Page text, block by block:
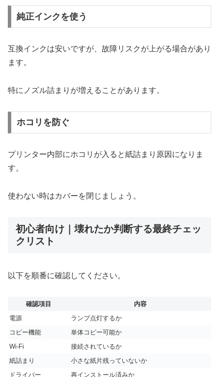
純正インクを使う
互換インクは安いですが、故障リスクが上がる場合があり
ます。
特にノズル詰まりが増えることがあります。
ホコリを防ぐ
プリンター内部にホコリが入ると紙詰まり原因になりま
す。
使わない時はカバーを閉じましょう。
初心者向け｜壊れたか判断する最終チェッ
クリスト
以下を順番に確認してください。
確認項目
内容
電源
ランプ点灯するか
コピー機能
単体コピー可能か
Wi-Fi
接続されているか
紙詰まり
小さな紙片残っていないか
ドライバー
再インストール済みか